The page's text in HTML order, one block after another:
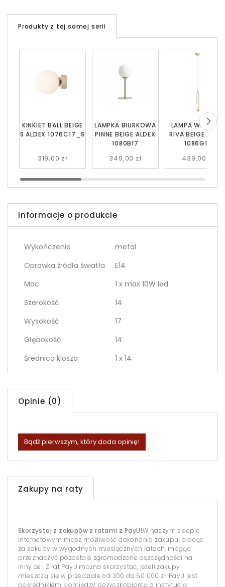
Produkty z tej samej serii
KINKIET BALL BEIGE
S ALDEX 1076C17_S
319,00 zł
LAMPKA BIURKOWA
PINNE BEIGE ALDEX
1080B17
349,00 zł
LAMPA WISZĄCA
RIVA BEIGE
1086G17
439,00 zł
Informacje o produkcie
Wykończenie
metal
Oprawka źródła światła
E14
Moc
1 x max 10W led
Szerokość
14
Wysokość
17
Głębokość
14
Średnica klosza
1 x 14
Opinie (0)
Bądź pierwszym, który doda opinię!
Zakupy na raty
Skorzystaj z zakupów z ratami z PayU!W naszym sklepie
internetowym masz możliwość dokonania zakupu, płacąc
za zakupy w wygodnych miesięcznych ratach, mogąc
przeznaczyć pozostałe zgromadzone oszczędności na
inny cel. Z rat PayU można skorzystać, jeżeli zakupy
mieszczą się w przedziale od 300 do 50 000 zł. PayU jest
pośrednikiem pomiędzy pożyczkobiorcą a instytucją